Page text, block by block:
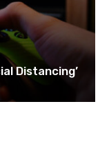
Distancing’